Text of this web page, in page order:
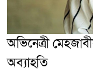
অভিনেত্রী
অব্যাহতি